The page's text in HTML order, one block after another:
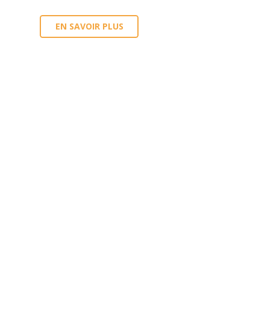
EN SAVOIR PLUS